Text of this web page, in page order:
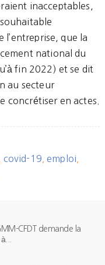
inacceptables,
l’entreprise, que la
national du
fin 2022) et se dit
au secteur
concrétiser en actes.
covid-19 ,emploi
CFDT demande la